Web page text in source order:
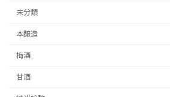
未分類
本醸造
梅酒
甘酒